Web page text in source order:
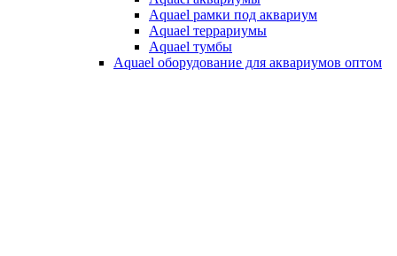
Aquael рамки под аквариум
Aquael террариумы
Aquael тумбы
Aquael оборудование для аквариумов оптом